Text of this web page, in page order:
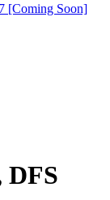
[Coming Soon]
DFS